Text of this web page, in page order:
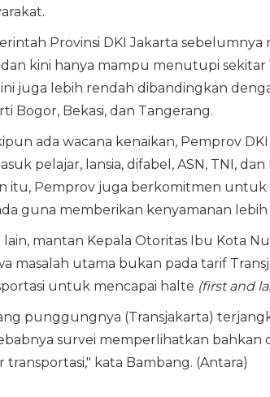
Provinsi DKI Jakarta
dan kini hanya mampu menutupi sekitar
ini juga lebih rendah dibandingkan
Bogor, Bekasi, dan Tangerang.
ada wacana kenaikan, Pemprov
pelajar, lansia, difabel, ASN, TNI,
itu, Pemprov juga berkomitmen
guna memberikan kenyamanan
lain, mantan Kepala Otoritas Ibu Kota
masalah utama bukan pada tarif
untuk mencapai halte (first and
punggungnya (Transjakarta)
survei memperlihatkan bahkan
transportasi," kata Bambang. (Antara)